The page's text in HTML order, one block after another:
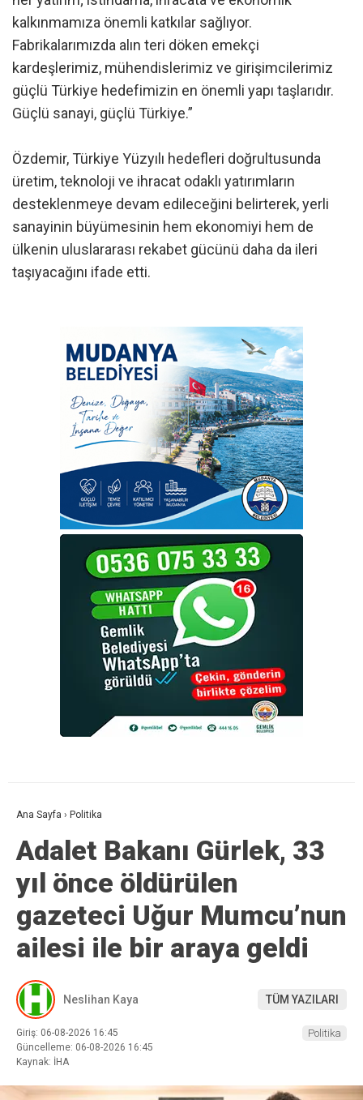
kalkınmamıza önemli katkılar sağlıyor.
Fabrikalarımızda alın teri döken emekçi
kardeşlerimiz, mühendislerimiz ve girişimcilerimiz
güçlü Türkiye hedefimizin en önemli yapı taşlarıdır.
Güçlü sanayi, güçlü Türkiye.”
Özdemir, Türkiye Yüzyılı hedefleri doğrultusunda
üretim, teknoloji ve ihracat odaklı yatırımların
desteklenmeye devam edileceğini belirterek, yerli
sanayinin büyümesinin hem ekonomiyi hem de
ülkenin uluslararası rekabet gücünü daha da ileri
taşıyacağını ifade etti.
Ana Sayfa › Politika
Adalet Bakanı Gürlek, 33
yıl önce öldürülen
gazeteci Uğur Mumcu’nun
ailesi ile bir araya geldi
Neslihan Kaya TÜM YAZILARI
Giriş: 06-08-2026 16:45
Güncelleme: 06-08-2026 16:45
Kaynak: İHA
Politika